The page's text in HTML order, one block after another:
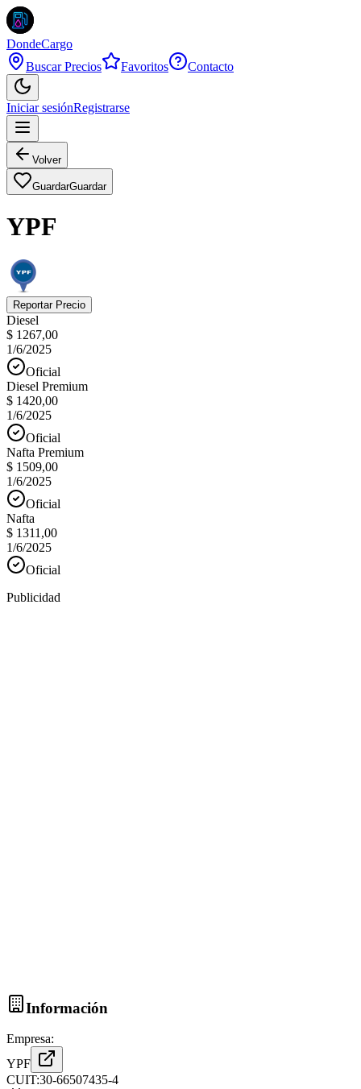
DondeCargo
Buscar Precios
Favoritos Contacto
Iniciar sesiónRegistrarse
Volver
GuardarGuardar
YPF
Reportar Precio
Diesel
$ 1267,00
1/6/2025
Oficial
Diesel Premium
$ 1420,00
1/6/2025
Oficial
Nafta Premium
$ 1509,00
1/6/2025
Oficial
Nafta
$ 1311,00
1/6/2025
Oficial
Publicidad
Información
Empresa:
YPF
CUIT:30-66507435-4